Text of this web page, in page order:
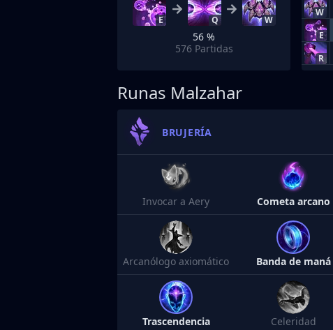
E Q W
56 %
576 Partidas
W
E
R
Runas Malzahar
BRUJERÍA
Invocar a Aery Cometa arcano
Arcanólogo axiomático Banda de maná
Trascendencia Celeridad